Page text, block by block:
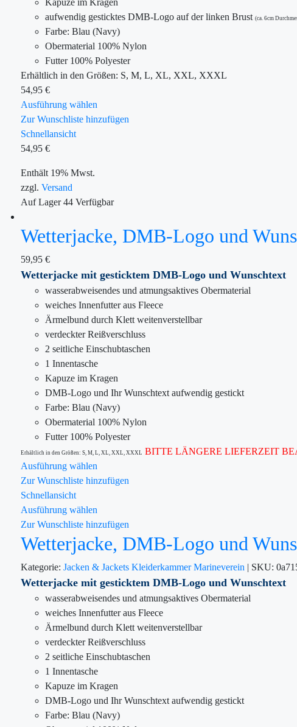
Kapuze im Kragen
aufwendig gesticktes DMB-Logo auf der linken Brust (ca. 6cm
Farbe: Blau (Navy)
Obermaterial 100% Nylon
Futter 100% Polyester
Erhältlich in den Größen: S, M, L, XL, XXL, XXXL
54,95 €
Ausführung wählen
Zur Wunschliste hinzufügen
Schnellansicht
54,95 €
Enthält 19% Mwst.
zzgl. Versand
Auf Lager44 Verfügbar
Wetterjacke, DMB-Logo und
59,95 €
Wetterjacke mit gesticktem DMB-Logo und Wunschtext
wasserabweisendes und atmungsaktives Obermaterial
weiches Innenfutter aus Fleece
Ärmelbund durch Klett weitenverstellbar
verdeckter Reißverschluss
2 seitliche Einschubtaschen
1 Innentasche
Kapuze im Kragen
DMB-Logo und Ihr Wunschtext aufwendig gestickt
Farbe: Blau (Navy)
Obermaterial 100% Nylon
Futter 100% Polyester
Erhältlich in den Größen: S, M, L, XL, XXL, XXXL BITTE LÄNGERE LIEFERZEIT
Ausführung wählen
Zur Wunschliste hinzufügen
Schnellansicht
Ausführung wählen
Zur Wunschliste hinzufügen
Wetterjacke, DMB-Logo und
Kategorie: Jacken & Jackets KleiderkammerMarineverein | SKU:
Wetterjacke mit gesticktem DMB-Logo und Wunschtext
wasserabweisendes und atmungsaktives Obermaterial
weiches Innenfutter aus Fleece
Ärmelbund durch Klett weitenverstellbar
verdeckter Reißverschluss
2 seitliche Einschubtaschen
1 Innentasche
Kapuze im Kragen
DMB-Logo und Ihr Wunschtext aufwendig gestickt
Farbe: Blau (Navy)